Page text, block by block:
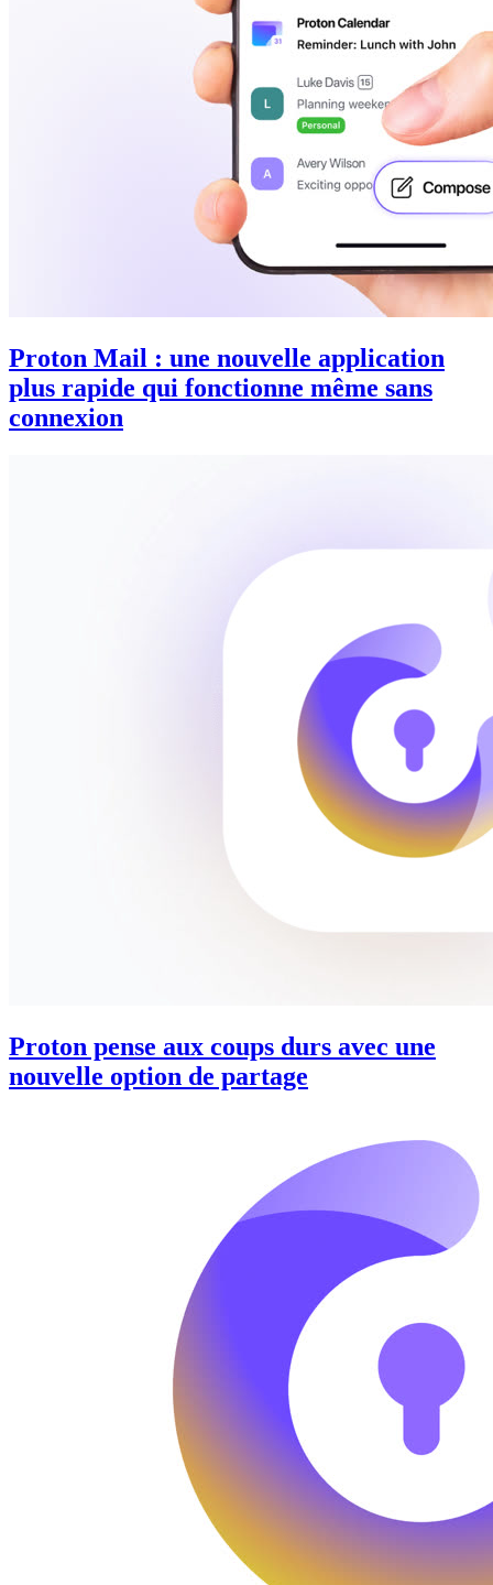
Proton Mail : une nouvelle application
plus rapide qui fonctionne même sans
connexion
Proton pense aux coups durs avec une
nouvelle option de partage